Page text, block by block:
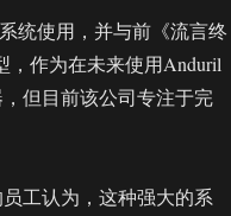
统使用，并与前《流言终
，作为在未来使用Anduril
但目前该公司专注于完
工认为，这种强大的系